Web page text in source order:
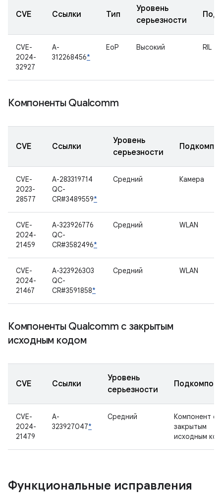
CVE Ссылки Тип
Уровень
серьезности
CVE-
2024-
32927
A-
312268456*
EoP Высокий RIL
Компоненты Qualcomm
CVE Ссылки
Уровень
серьезности
CVE-
2023-
28577
A-283319714
QC-
CR#3489559*
Средний Камера
CVE-
2024-
21459
A-323926776
QC-
CR#3582496*
Средний WLAN
CVE-
2024-
21467
A-323926303
QC-
CR#3591858*
Средний WLAN
Компоненты Qualcomm с закрытым
исходным кодом
CVE Ссылки
Уровень
серьезности
CVE-
2024-
21479
A-
323927047*
Средний
Компонент с
закрытым
исходным
Функциональные исправления